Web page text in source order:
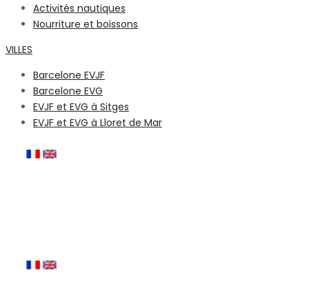
Activités nautiques
Nourriture et boissons
VILLES
Barcelone EVJF
Barcelone EVG
EVJF et EVG à Sitges
EVJF et EVG à Lloret de Mar